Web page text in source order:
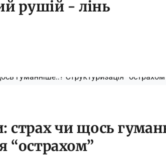
рушій - лінь
страх чи щось
“острахом”